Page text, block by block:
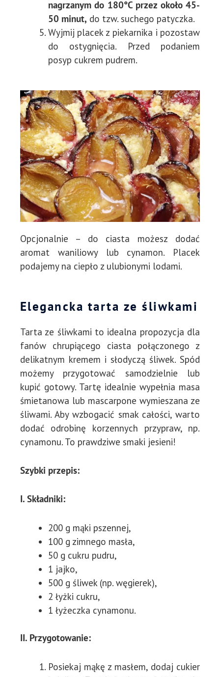
nagrzanym do 180°C przez około 45-
50 minut, do tzw. suchego patyczka.
Wyjmij placek z piekarnika i pozostaw
do ostygnięcia. Przed podaniem
posyp cukrem pudrem.
Opcjonalnie – do ciasta możesz dodać
aromat waniliowy lub cynamon. Placek
podajemy na ciepło z ulubionymi lodami.
Elegancka tarta ze śliwkami
Tarta ze śliwkami to idealna propozycja dla
fanów chrupiącego ciasta połączonego z
delikatnym kremem i słodyczą śliwek. Spód
możemy przygotować samodzielnie lub
kupić gotowy. Tartę idealnie wypełnia masa
śmietanowa lub mascarpone wymieszana ze
śliwami. Aby wzbogacić smak całości, warto
dodać odrobinę korzennych przypraw, np.
cynamonu. To prawdziwe smaki jesieni!
Szybki przepis:
I. Składniki:
200 g mąki pszennej,
100 g zimnego masła,
50 g cukru pudru,
1 jajko,
500 g śliwek (np. węgierek),
2 łyżki cukru,
1 łyżeczka cynamonu.
II. Przygotowanie:
Posiekaj mąkę z masłem, dodaj cukier